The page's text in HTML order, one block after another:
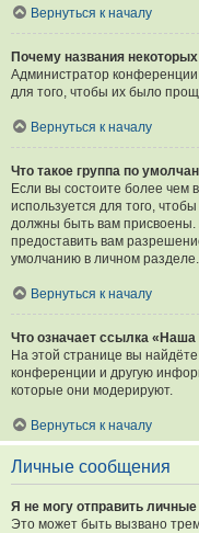
Вернуться к началу
Почему названия
Администратор конференции
для того, чтобы их было
Вернуться к началу
Что такое группа по
Если вы состоите более чем
используется для того,
должны быть вам
предоставить вам
умолчанию в личном разделе.
Вернуться к началу
Что означает ссылка
На этой странице вы
конференции и другую
которые они модерируют.
Вернуться к началу
Личные сообщения
Я не могу отправить
Это может быть вызвано